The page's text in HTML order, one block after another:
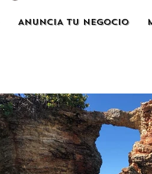
ANUNCIA TU NEGOCIO